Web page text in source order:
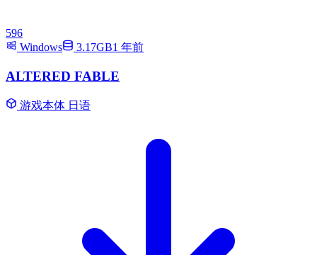
596
Windows
3.17GB1 年前
ALTERED FABLE
游戏本体 日语